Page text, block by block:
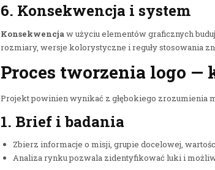
6. Konsekwencja i system
Konsekwencjaw użyciu elementów graficznych
rozmiary, wersje kolorystyczne i reguły stosowania
Proces tworzenia logo —
Projekt powinien wynikać z głębokiego zrozumienia
1. Brief i badania
Zbierz informacje o misji, grupie docelowej,
Analiza rynku pozwala zidentyfikować luki i